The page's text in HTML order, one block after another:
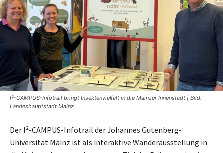
I²-CAMPUS-Infotrail bringt Insektenvielfalt in die Mainzer Innenstadt | Bild:
Landeshauptstadt Mainz
Der I²-CAMPUS-Infotrail der Johannes Gutenberg-
Universität Mainz ist als interaktive Wanderausstellung in